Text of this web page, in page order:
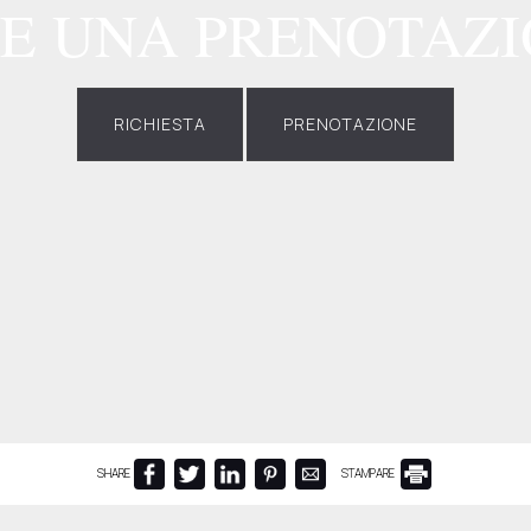
RICHIESTA PRENOTAZIONE
SHARE STAMPARE